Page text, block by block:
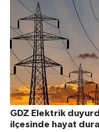
GDZ Elektrik
ilçesinde hayat